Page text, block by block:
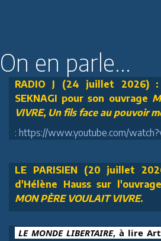
On en parle...
RADIO J (24 juillet 2026)
SEKNAGI pour son ouvrage
VIVRE, Un fils face au pouvoir
: https://www.youtube.com/
LE PARISIEN (20 juillet
d'Hélène Hauss sur
MON PÈRE VOULAIT VIVRE.
LE MONDE LIBERTAIRE, à lire